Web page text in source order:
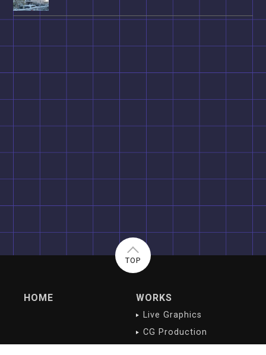
TOP
HOME WORKS
Live Graphics
CG Production